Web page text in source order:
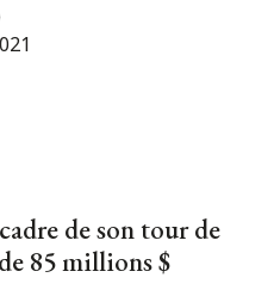
de son tour de
85 millions $